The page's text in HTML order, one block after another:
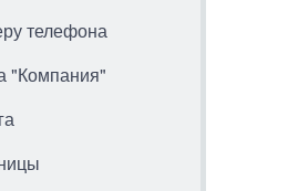
телефона
"Компания"